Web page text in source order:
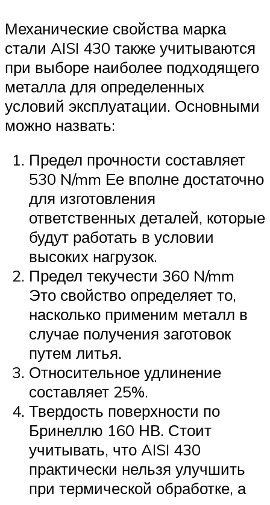
Механические свойства марка
стали AISI 430 также учитываются
при выборе наиболее подходящего
металла для определенных
условий эксплуатации. Основными
можно назвать:
Предел прочности составляет
530 N/mm Ее вполне достаточно
для изготовления
ответственных деталей, которые
будут работать в условии
высоких нагрузок.
Предел текучести 360 N/mm
Это свойство определяет то,
насколько применим металл в
случае получения заготовок
путем литья.
Относительное удлинение
составляет 25%.
Твердость поверхности по
Бринеллю 160 НВ. Стоит
учитывать, что AISI 430
практически нельзя улучшить
при термической обработке, а